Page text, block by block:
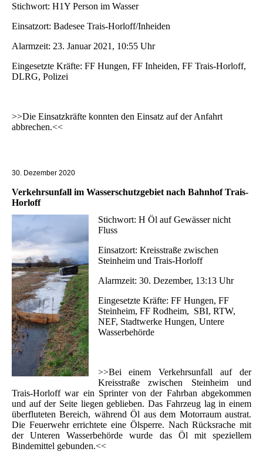
Stichwort: H1Y Person im Wasser
Einsatzort: Badesee Trais-Horloff/Inheiden
Alarmzeit: 23. Januar 2021, 10:55 Uhr
Eingesetzte Kräfte: FF Hungen, FF Inheiden, FF Trais-Horloff,
DLRG, Polizei
>>Die Einsatzkräfte konnten den Einsatz auf der Anfahrt
abbrechen.<<
30. Dezember 2020
Verkehrsunfall im Wasserschutzgebiet nach Bahnhof Trais-
Horloff
Stichwort: H Öl auf Gewässer nicht
Fluss
Einsatzort: Kreisstraße zwischen
Steinheim und Trais-Horloff
Alarmzeit: 30. Dezember, 13:13 Uhr
Eingesetzte Kräfte: FF Hungen, FF
Steinheim, FF Rodheim, SBI, RTW,
NEF, Stadtwerke Hungen, Untere
Wasserbehörde
>>Bei einem Verkehrsunfall auf der
Kreisstraße zwischen Steinheim und
Trais-Horloff war ein Sprinter von der Fahrban abgekommen
und auf der Seite liegen geblieben. Das Fahrzeug lag in einem
überfluteten Bereich, während Öl aus dem Motorraum austrat.
Die Feuerwehr errichtete eine Ölsperre. Nach Rücksrache mit
der Unteren Wasserbehörde wurde das Öl mit speziellem
Bindemittel gebunden.<<